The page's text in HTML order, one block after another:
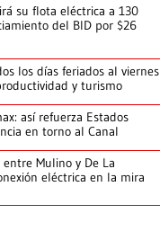
su flota eléctrica a 130
del BID por $26
los días feriados al viernes
y turismo
así refuerza Estados
en torno al Canal
Mulino y De La
eléctrica en la mira